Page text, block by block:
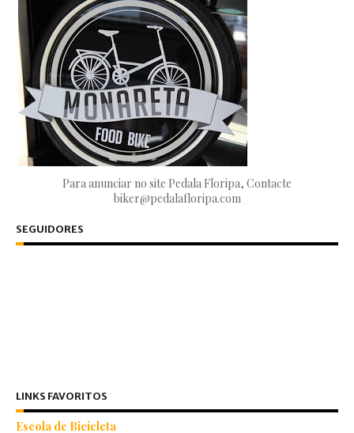
Para anunciar no site Pedala Floripa, Contacte
biker@pedalafloripa.com
SEGUIDORES
LINKS FAVORITOS
Escola de Bicicleta